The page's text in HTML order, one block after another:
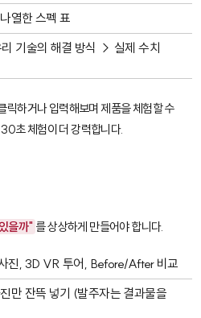
열한 스펙 표
기술의 해결 방식 → 실제 수치
릭하거나 입력해보며 제품을 체험할 수
초 체험이 더 강력합니다.
을까" 를 상상하게 만들어야 합니다.
진, 3D VR 투어, Before/After 비교
만 잔뜩 넣기 (발주자는 결과물을